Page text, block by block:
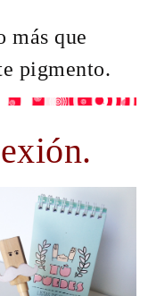
más que
pigmento.